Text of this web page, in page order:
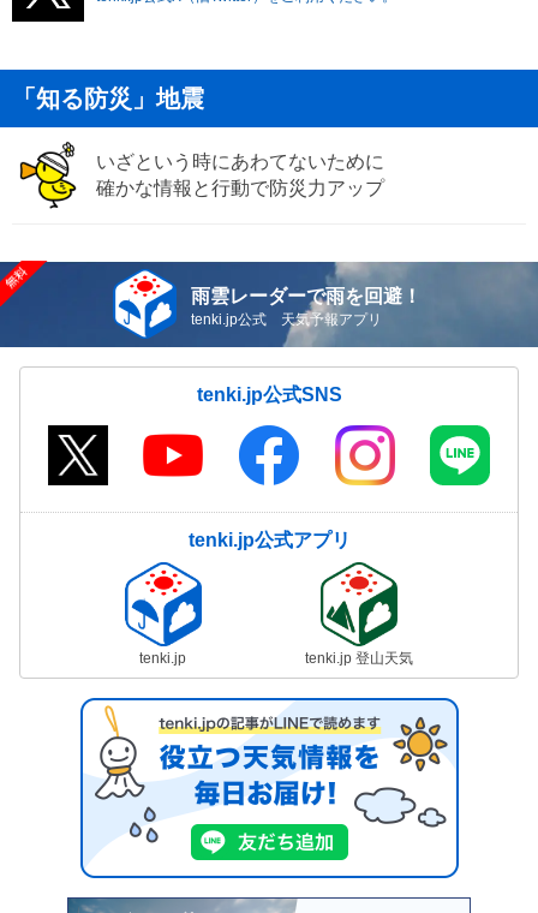
「知る防災」地震
いざという時にあわてないために
確かな情報と行動で防災力アップ
雨雲レーダーで雨を回避！
tenki.jp公式 天気予報アプリ
tenki.jp公式SNS
tenki.jp公式アプリ
tenki.jp tenki.jp 登山天気